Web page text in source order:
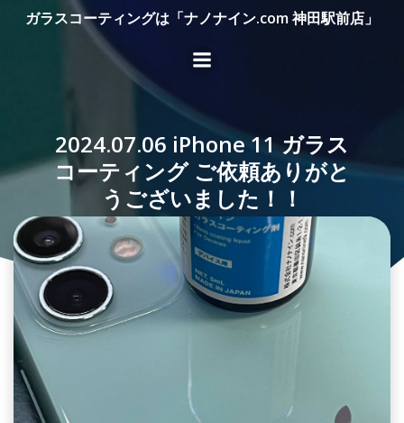
コ
ン
テ
へ
ス
キ
ッ
プ
ガラスコーティングは「ナノナイン.com 神田駅前店」
2024.07.06 iPhone 11 ガラス
コーティング ご依頼ありがと
うございました！！